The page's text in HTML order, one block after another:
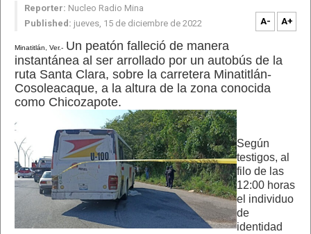
Reporter: Nucleo Radio Mina
Published: jueves, 15 de diciembre de 2022 A- A+
Minatitlán, Ver.- Un peatón falleció de manera
instantánea al ser arrollado por un autobús de la
ruta Santa Clara, sobre la carretera Minatitlán-
Cosoleacaque, a la altura de la zona conocida
como Chicozapote.
Según
testigos, al
filo de las
12:00 horas
el individuo
de
identidad